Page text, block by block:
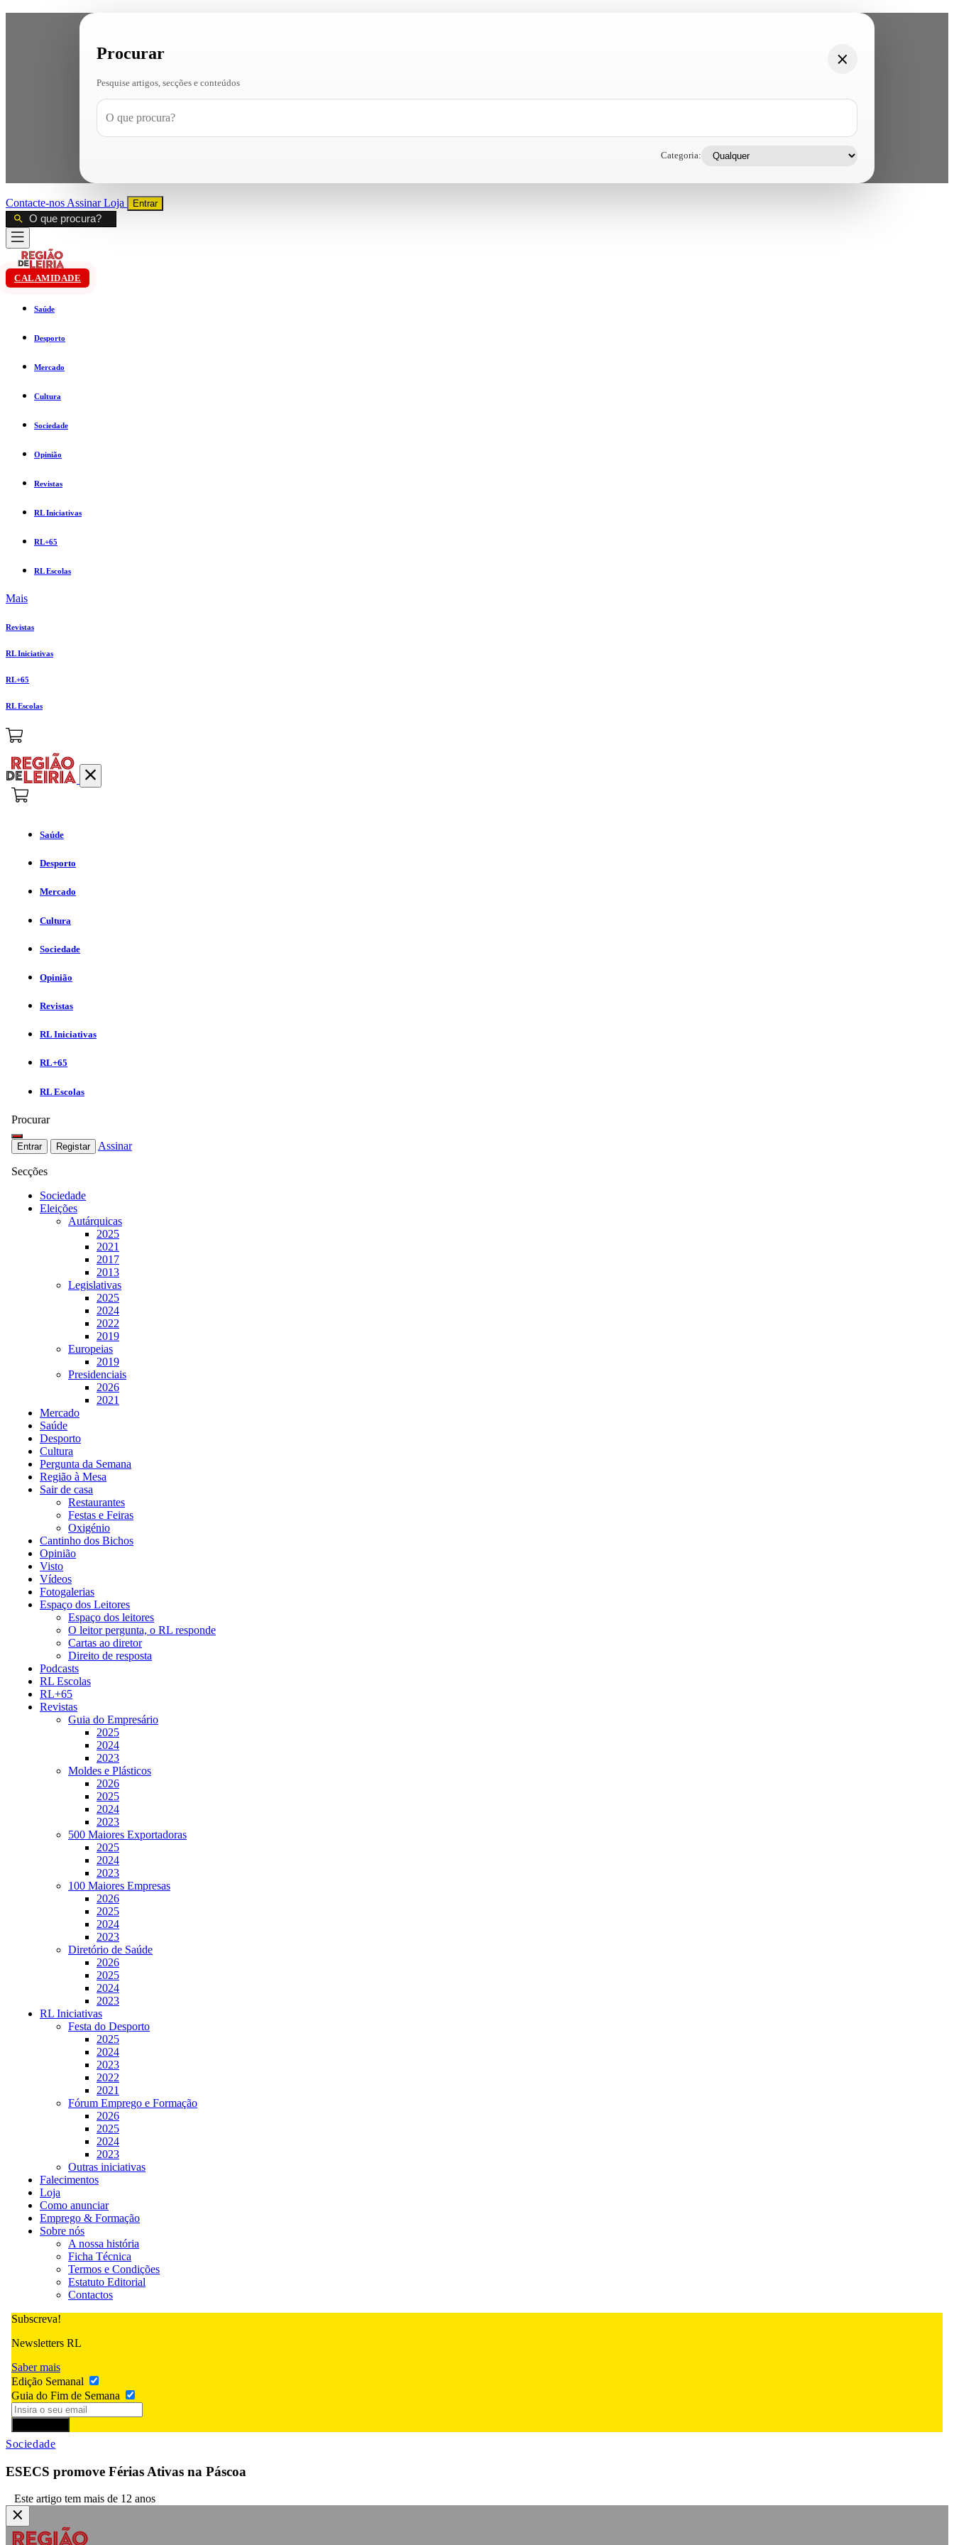
Procurar
Pesquise artigos, secções e conteúdos
Categoria:
Contacte-nos AssinarLoja Entrar
CALAMIDADE
Saúde
Desporto
Mercado
Cultura
Sociedade
Opinião
Revistas
RL Iniciativas
RL+65
RL Escolas
Mais
Revistas
RL Iniciativas
RL+65
RL Escolas
Saúde
Desporto
Mercado
Cultura
Sociedade
Opinião
Revistas
RL Iniciativas
RL+65
RL Escolas
Procurar
Entrar Registar Assinar
Secções
Sociedade
Eleições
Autárquicas
2025
2021
2017
2013
Legislativas
2025
2024
2022
2019
Europeias
2019
Presidenciais
2026
2021
Mercado
Saúde
Desporto
Cultura
Pergunta da Semana
Região à Mesa
Sair de casa
Restaurantes
Festas e Feiras
Oxigénio
Cantinho dos Bichos
Opinião
Visto
Vídeos
Fotogalerias
Espaço dos Leitores
Espaço dos leitores
O leitor pergunta, o RL responde
Cartas ao diretor
Direito de resposta
Podcasts
RL Escolas
RL+65
Revistas
Guia do Empresário
2025
2024
2023
Moldes e Plásticos
2026
2025
2024
2023
500 Maiores Exportadoras
2025
2024
2023
100 Maiores Empresas
2026
2025
2024
2023
Diretório de Saúde
2026
2025
2024
2023
RL Iniciativas
Festa do Desporto
2025
2024
2023
2022
2021
Fórum Emprego e Formação
2026
2025
2024
2023
Outras iniciativas
Falecimentos
Loja
Como anunciar
Emprego & Formação
Sobre nós
A nossa história
Ficha Técnica
Termos e Condições
Estatuto Editorial
Contactos
Subscreva!
Newsletters RL
Saber mais
Edição Semanal
Guia do Fim de Semana
Sociedade
ESECS promove Férias Ativas na Páscoa
Este artigo tem mais de 12 anos